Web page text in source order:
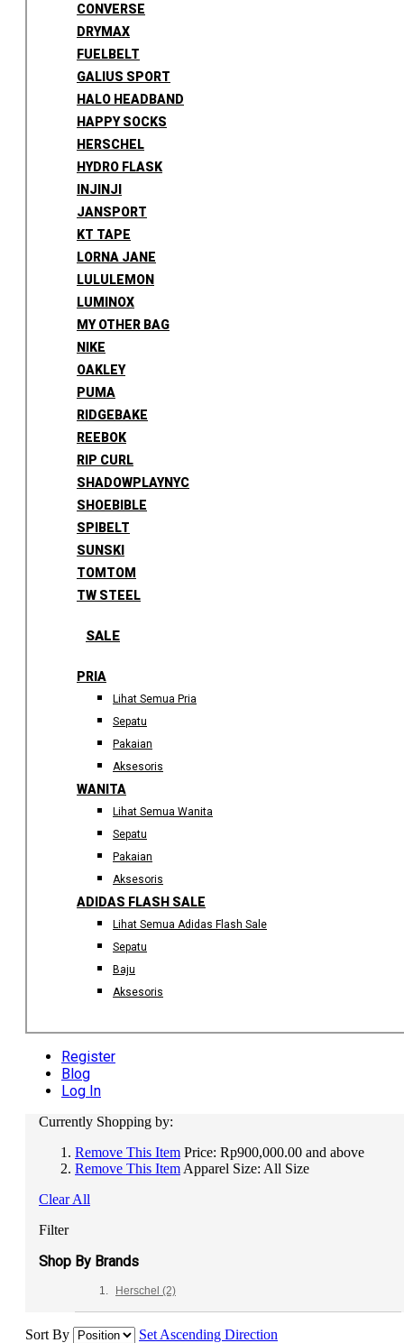
CONVERSE
DRYMAX
FUELBELT
GALIUS SPORT
HALO HEADBAND
HAPPY SOCKS
HERSCHEL
HYDRO FLASK
INJINJI
JANSPORT
KT TAPE
LORNA JANE
LULULEMON
LUMINOX
MY OTHER BAG
NIKE
OAKLEY
PUMA
RIDGEBAKE
REEBOK
RIP CURL
SHADOWPLAYNYC
SHOEBIBLE
SPIBELT
SUNSKI
TOMTOM
TW STEEL
SALE
PRIA
Lihat Semua Pria
Sepatu
Pakaian
Aksesoris
WANITA
Lihat Semua Wanita
Sepatu
Pakaian
Aksesoris
ADIDAS FLASH SALE
Lihat Semua Adidas Flash Sale
Sepatu
Baju
Aksesoris
Register
Blog
Log In
Currently Shopping by:
Remove This Item Price: Rp900,000.00 and above
Remove This Item Apparel Size: All Size
Clear All
Filter
Shop By Brands
Herschel (2)
Sort By Set Ascending Direction